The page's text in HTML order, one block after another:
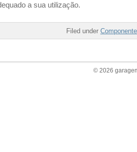
a sua utilização.
Filed under
© 2026